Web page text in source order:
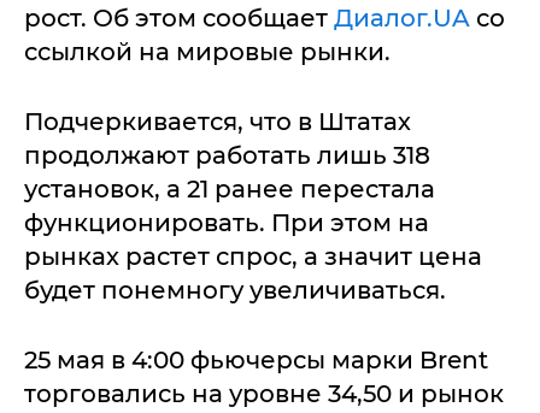
рост. Об этом сообщает Диалог.UA со
ссылкой на мировые рынки.
Подчеркивается, что в Штатах
продолжают работать лишь 318
установок, а 21 ранее перестала
функционировать. При этом на
рынках растет спрос, а значит цена
будет понемногу увеличиваться.
25 мая в 4:00 фьючерсы марки Brent
торговались на уровне 34,50 и рынок